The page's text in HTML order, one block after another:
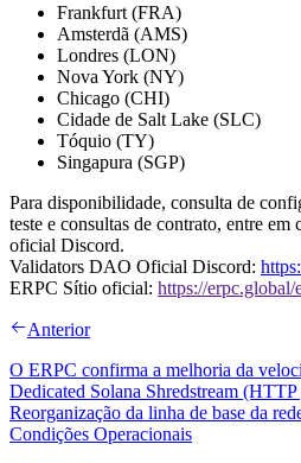
Frankfurt (FRA)
Amsterdã (AMS)
Londres (LON)
Nova York (NY)
Chicago (CHI)
Cidade de Salt Lake (SLC)
Tóquio (TY)
Singapura (SGP)
Para disponibilidade, consulta de
teste e consultas de contrato, entre
oficial Discord.
Validators DAO Oficial Discord:
ERPC Sítio oficial: https://erpc.global/
Anterior
O ERPC confirma a melhoria da
Dedicated Solana Shredstream
Reorganização da linha de base da
Condições Operacionais